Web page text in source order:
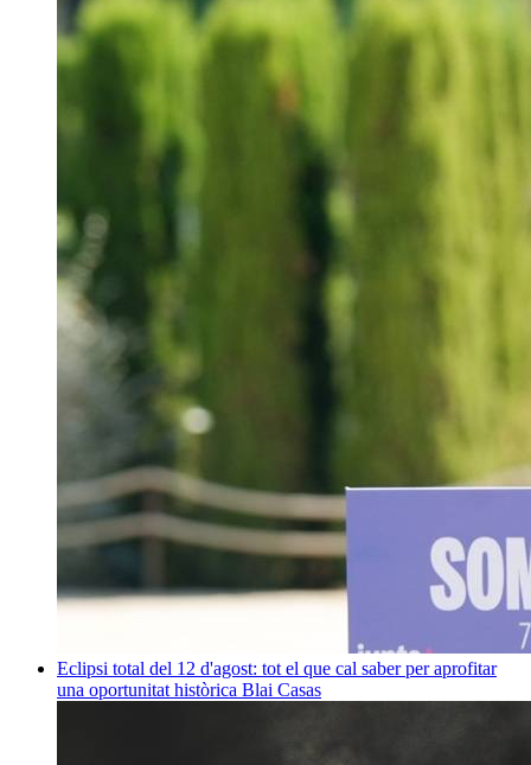
Eclipsi total del 12 d'agost: tot el que cal saber per aprofitar
una oportunitat històrica Blai Casas